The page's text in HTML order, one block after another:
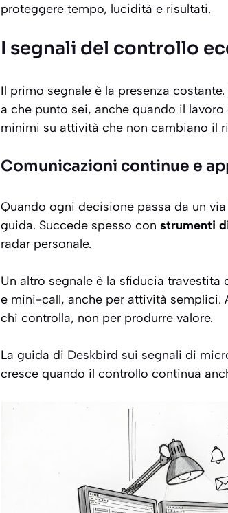
proteggere tempo, lucidità e risultati.
I segnali del controllo
Il primo segnale è la presenza
a che punto sei, anche quando il
minimi su attività che non cambiano il
Comunicazioni continue e
Quando ogni decisione passa da un
guida. Succede spesso con strumenti
radar personale.
Un altro segnale è la sfiducia
e mini-call, anche per attività semplici.
chi controlla, non per produrre valore.
La guida di Deskbird sui segnali di
cresce quando il controllo continua